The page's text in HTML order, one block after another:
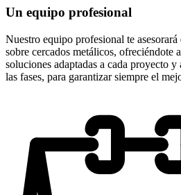
Un equipo profesional
Nuestro equipo profesional te
sobre cercados metálicos, ofreciéndote
soluciones adaptadas a cada proyecto
las fases, para garantizar siempre el